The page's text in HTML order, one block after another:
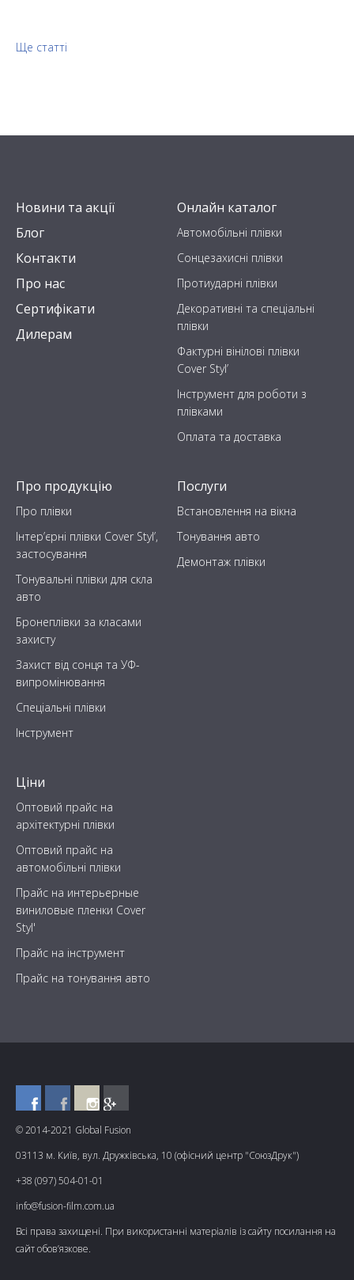
Ще статті
Новини та акції
Блог
Контакти
Про нас
Сертифікати
Дилерам
Онлайн каталог
Автомобільні плівки
Сонцезахисні плівки
Протиударні плівки
Декоративні та спеціальні
плівки
Фактурні вінілові плівки
Cover Styl’
Інструмент для роботи з
плівками
Оплата та доставка
Про продукцію
Про плівки
Інтер’єрні плівки Cover Styl’,
застосування
Тонувальні плівки для скла
авто
Бронеплівки за класами
захисту
Захист від сонця та УФ-
випромінювання
Спеціальні плівки
Інструмент
Послуги
Встановлення на вікна
Тонування авто
Демонтаж плівки
Ціни
Оптовий прайс на
архітектурні плівки
Оптовий прайс на
автомобільні плівки
Прайс на интерьерные
виниловые пленки Cover
Styl'
Прайс на інструмент
Прайс на тонування авто
© 2014-2021 Global Fusion
03113 м. Київ, вул. Дружківська, 10 (офісний центр "СоюзДрук")
+38 (097) 504-01-01
info@fusion-film.com.ua
Всі права захищені. При використанні матеріалів із сайту посилання на
сайт обов’язкове.